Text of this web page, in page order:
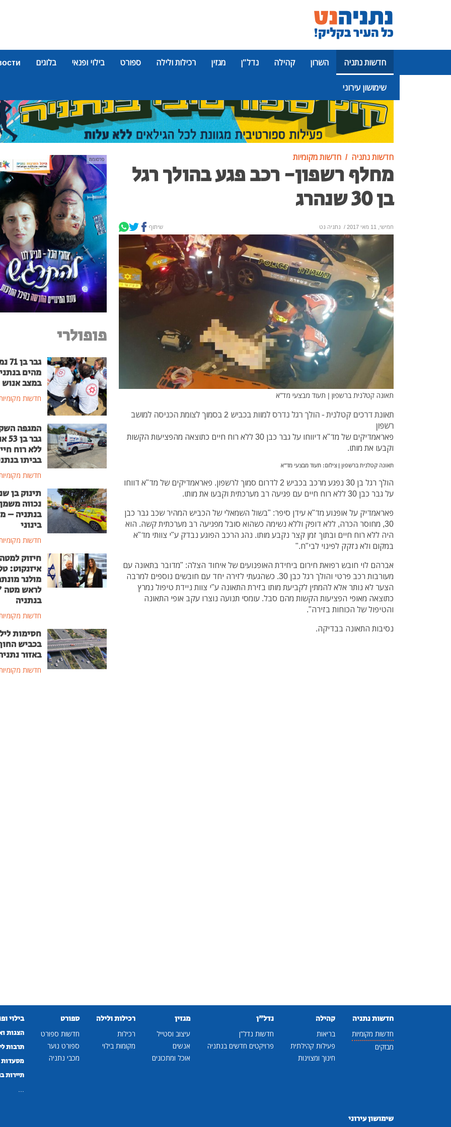
חדשות נתניה השרון קהילה נדל"ן מגזין רכילות ולילה ספורט בילוי ופנאי בלוגים
שימושון עירוני
פרסומת
חדשות נתניה חדשות מקומיות
מחלף רשפון- רכב פגע בהולך רגל
בן 30 שנהרג
חמישי, 11 מאי 2017 / נתניה נט שיתוף
תאונה קטלנית ברשפון | תעוד מבצעי מד"א
תאונת דרכים קטלנית - הולך רגל נדרס למוות בכביש 2 בסמוך לצומת הכניסה למושב
רשפון
פאראמדיקים של מד"א דיווחו על גבר כבן 30 ללא רוח חיים כתוצאה מהפציעות הקשות
וקבעו את מותו.
תאונה קטלנית ברשפון | צילום: תעוד מבצעי מד"א
הולך רגל בן 30 נפגע מרכב בכביש 2 לדרום סמוך לרשפון. פאראמדיקים של מד"א דווחו
על גבר כבן 30 ללא רוח חיים עם פגיעה רב מערכתית וקבעו את מותו.
פאראמדיק על אופנוע מד"א עידן סיפר: "בשול השמאלי של הכביש המהיר שכב גבר כבן
30, מחוסר הכרה, ללא דופק וללא נשימה כשהוא סובל מפגיעה רב מערכתית קשה. הוא
היה ללא רוח חיים ובתוך זמן קצר נקבע מותו. נהג הרכב הפוגע נבדק ע"י צוותי מד"א
במקום ולא נזקק לפינוי לבי"ח."
אברהם לוי חובש רפואת חירום ביחידת האופנועים של איחוד הצלה: "מדובר בתאונה עם
מעורבות רכב פרטי והולך רגל כבן 30. כשהגעתי לזירה יחד עם חובשים נוספים למרבה
הצער לא נותר אלא להמתין לקביעת מותו בזירת התאונה ע"י צוות ניידת טיפול נמרץ
כתוצאה מאופי הפציעות הקשות מהם סבל. עומסי תנועה נוצרו עקב אופי התאונה
והטיפול של הכוחות בזירה".
נסיבות התאונה בבדיקה.
פרסומת
פופולרי
גבר
מהים
במצב אנוש
חדשות
המגפה
גבר
ללא רוח
בביתו
חדשות
תינוק בן
נכווה
בנתניה –
בינוני
חדשות
חיזוק למטה
איזנקוט:
מולנר
לראש
בנתניה
חדשות
חסימות
בכביש
באזור
חדשות
חדשות נתניה
חדשות מקומיות
מבזקים
קהילה
בריאות
פעילות קהילתית
חינוך ומצוינות
נדל"ן
חדשות נדל"ן
פרויקטים חדשים בנתניה
מגזין
עיצוב וסטייל
אנשים
אוכל ומתכונים
רכילות ולילה
רכילות
מקומות בילוי
ספורט
חדשות ספורט
ספורט נוער
מכבי נתניה
בילוי
הצגות
תרבות
מסעדות
תיירות
שימושון עירוני